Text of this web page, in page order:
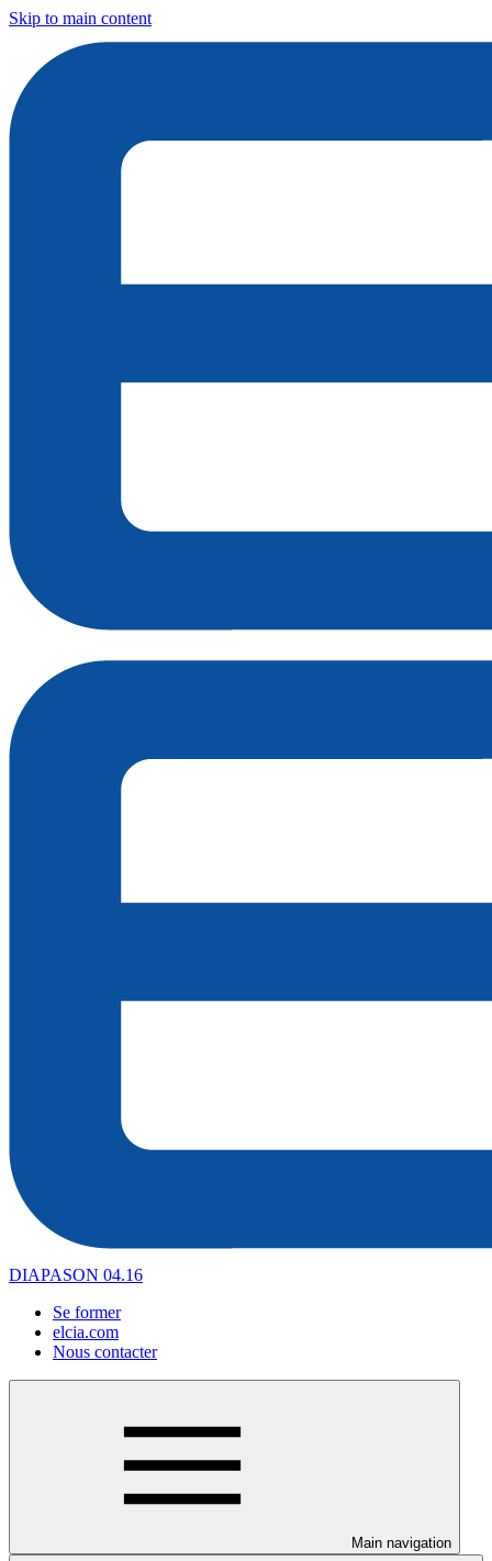
Skip to main content
DIAPASON 04.16
Se former
elcia.com
Nous contacter
Main navigation